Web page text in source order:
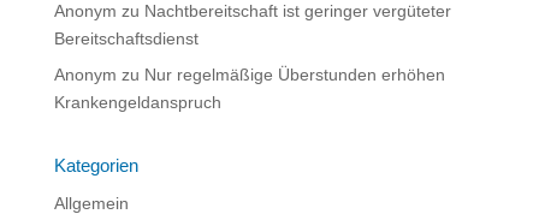
Anonym zu Nachtbereitschaft ist geringer vergüteter
Bereitschaftsdienst
Anonym zu Nur regelmäßige Überstunden erhöhen
Krankengeldanspruch
Kategorien
Allgemein